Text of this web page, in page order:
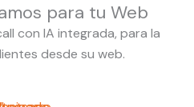
para tu Web
con IA integrada, para la
desde su web.